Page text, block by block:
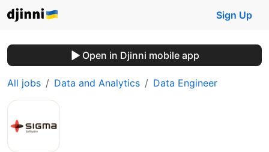
Sign Up
Open in Djinni mobile app
All jobs Data and Analytics Data Engineer